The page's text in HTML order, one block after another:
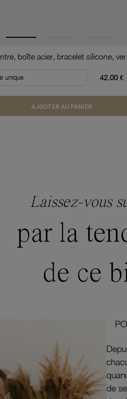
unique 42.00 €
AJOUTER AU PANIER
Laissez-vous
par la
de ce
de